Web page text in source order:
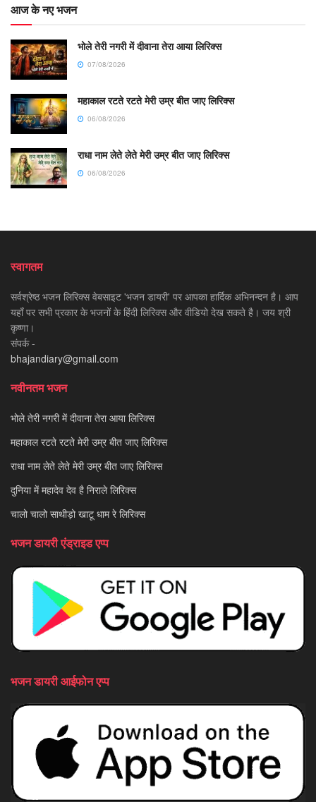
आज के नए भजन
भोले तेरी नगरी में दीवाना तेरा आया लिरिक्स
07/08/2026
महाकाल रटते रटते मेरी उम्र बीत जाए लिरिक्स
06/08/2026
राधा नाम लेते लेते मेरी उम्र बीत जाए लिरिक्स
06/08/2026
स्वागतम
सर्वश्रेष्ठ भजन लिरिक्स वेबसाइट 'भजन डायरी' पर आपका हार्दिक अभिनन्दन है। आप
यहाँ पर सभी प्रकार के भजनों के हिंदी लिरिक्स और वीडियो देख सकते है। जय श्री
कृष्णा।
संपर्क -
bhajandiary@gmail.com
नवीनतम भजन
भोले तेरी नगरी में दीवाना तेरा आया लिरिक्स
महाकाल रटते रटते मेरी उम्र बीत जाए लिरिक्स
राधा नाम लेते लेते मेरी उम्र बीत जाए लिरिक्स
दुनिया में महादेव देव है निराले लिरिक्स
चालो चालो साथीड़ो खाटू धाम रे लिरिक्स
भजन डायरी एंड्राइड एप्प
भजन डायरी आईफोन एप्प